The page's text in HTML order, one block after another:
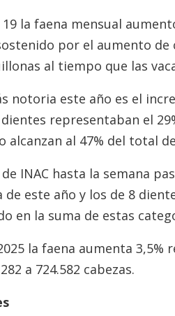
la faena mensual
por el aumento de
al tiempo que las
notoria este año es el
representaban el
alcanzan al 47% del total
INAC hasta la semana
de este año y los de 8
en la suma de estas
la faena aumenta
a 724.582 cabezas.